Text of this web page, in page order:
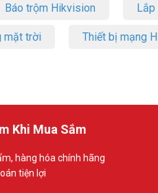
Báo trộm Hikvision Lắp
mặt trời Thiết bị mạng
Khi Mua Sắm
hàng hóa chính hãng
tiện lợi